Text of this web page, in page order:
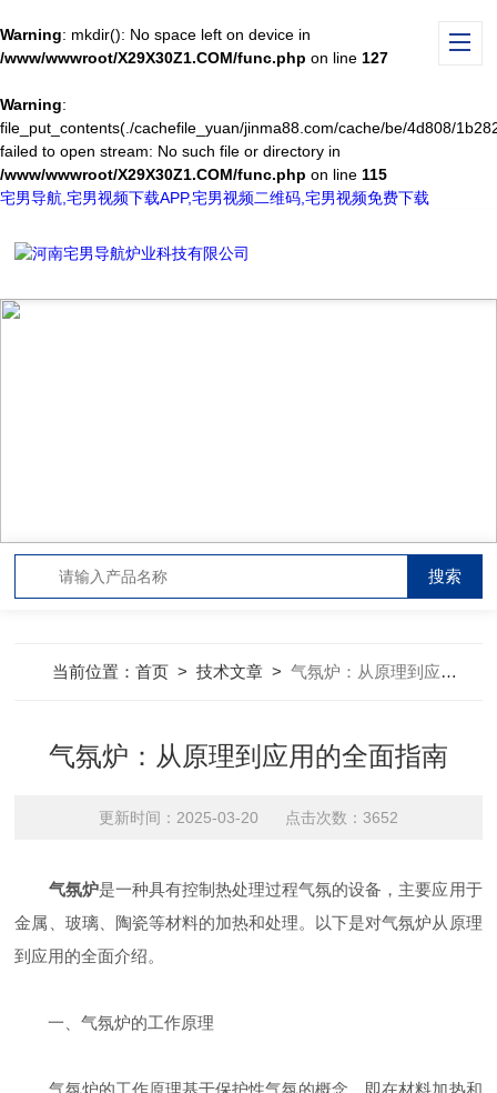
Warning: mkdir(): No space left on device in
/www/wwwroot/X29X30Z1.COM/func.php on line 127
Warning:
file_put_contents(./cachefile_yuan/jinma88.com/cache/be/4d808/
failed to open stream: No such file or directory in
/www/wwwroot/X29X30Z1.COM/func.php on line 115
宅男导航,宅男视频下载APP,宅男视频二维码,宅男视频免费下载
当前位置：首页 >技术文章 >气氛炉：从原理到应用的全面指南
气氛炉：从原理到应用的全面指南
更新时间：2025-03-20 点击次数：3652
气氛炉是一种具有控制热处理过程气氛的设备，主要应用于
金属、玻璃、陶瓷等材料的加热和处理。以下是对气氛炉从原理
到应用的全面介绍。
一、气氛炉的工作原理
气氛炉的工作原理基于保护性气氛的概念，即在材料加热和